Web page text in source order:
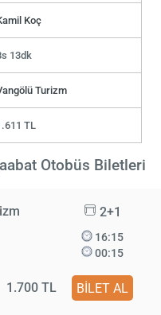
Koç
13dk
Turizm
TL
Otobüs Biletleri
2+1
16:15
00:15
1.700 TL BİLET AL